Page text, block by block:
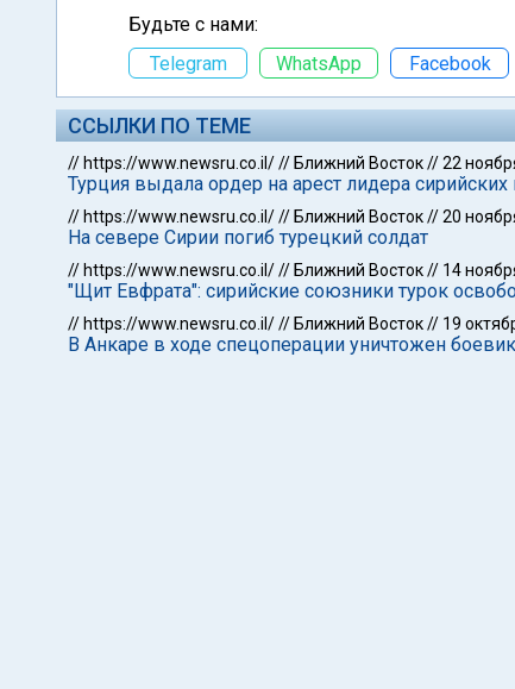
Будьте с нами:
Telegram
WhatsApp Facebook
ССЫЛКИ ПО ТЕМЕ
// https://www.newsru.co.il/// Ближний Восток//22
Турция выдала ордер на арест лидера сирийских
// https://www.newsru.co.il/// Ближний Восток//20
На севере Сирии погиб турецкий солдат
// https://www.newsru.co.il/// Ближний Восток// 14
"Щит Евфрата": сирийские союзники турок
// https://www.newsru.co.il/// Ближний Восток// 19
В Анкаре в ходе спецоперации уничтожен